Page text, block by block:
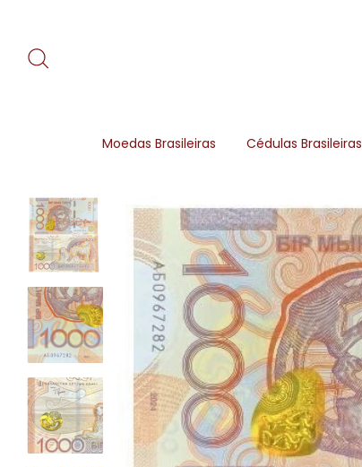
Moedas Brasileiras Cédulas Brasileiras